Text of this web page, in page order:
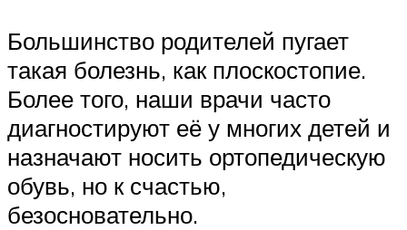
Большинство родителей пугает
такая болезнь, как плоскостопие.
Более того, наши врачи часто
диагностируют её у многих детей и
назначают носить ортопедическую
обувь, но к счастью,
безосновательно.